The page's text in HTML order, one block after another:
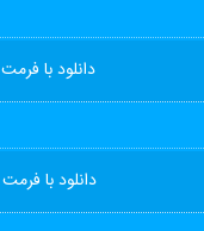
دانلود با فرمت 4K JPG
دانلود با فرمت 4K PNG